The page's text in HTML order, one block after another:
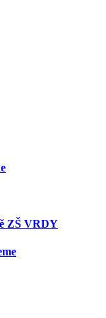
ZŠ VRDY